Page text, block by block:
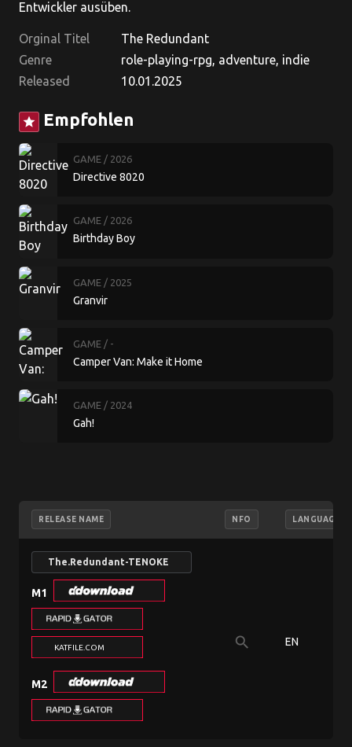
Entwickler ausüben.
Orginal Titel
The Redundant
Genre
role-playing-rpg, adventure, indie
Released
10.01.2025
star Empfohlen
GAME / 2026
Directive 8020
GAME / 2026
Birthday Boy
GAME / 2025
Granvir
GAME / -
Camper Van: Make it Home
GAME / 2024
Gah!
RELEASE NAME NFO LANGUAGE
The.Redundant-TENOKE
M1
KATFILE.COM
M2
search EN